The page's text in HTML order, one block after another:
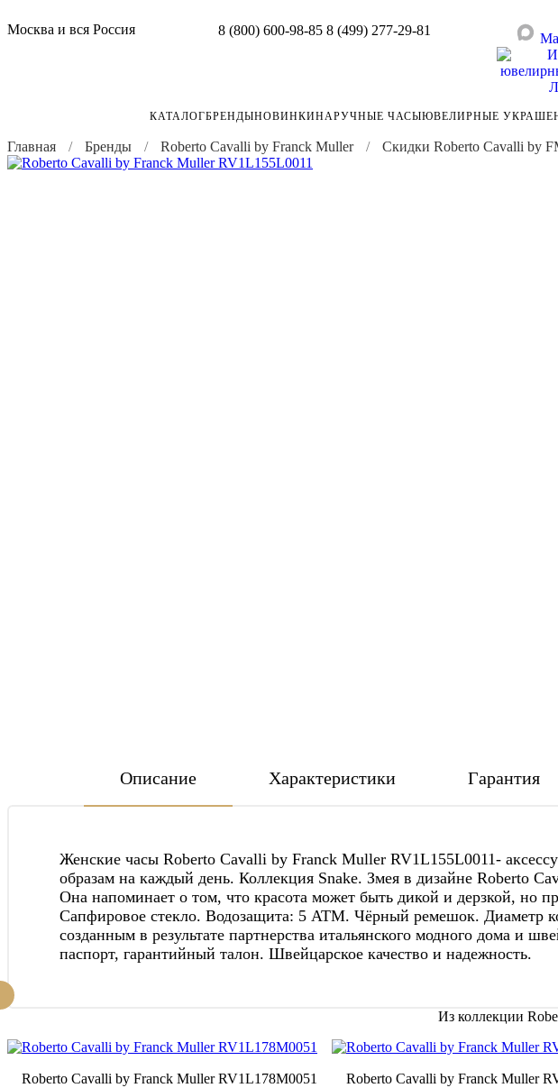
Москва и вся Россия 8 (800) 600-98-85 8 (499) 277-29-81
КАТАЛОГБРЕНДЫНОВИНКИНАРУЧНЫЕ ЧАСЫЮВЕЛИРНЫЕ
Главная Бренды Roberto Cavalli by Franck Muller
Скидки Roberto Cavalli by
Описание Характеристики Гарантия
Женские часы Roberto Cavalli by Franck Muller RV1L155L0011-
образам на каждый день. Коллекция Snake. Змея в дизайне Roberto
Она напоминает о том, что красота может быть дикой и дерзкой, но
Сапфировое стекло. Водозащита: 5 ATM. Чёрный ремешок. Диаметр
созданным в результате партнерства итальянского модного дома и
паспорт, гарантийный талон. Швейцарское качество и надежность.
Из коллекции
Roberto Cavalli by Franck Muller RV1L178M0051
Roberto Cavalli by Franck Muller